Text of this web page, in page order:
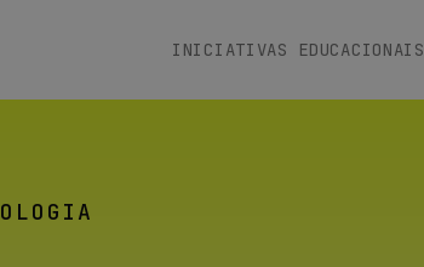
INICIATIVAS EDUCACIONAIS